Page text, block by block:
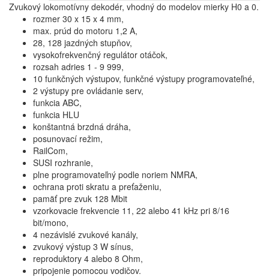
Zvukový lokomotívny dekodér, vhodný do modelov mierky H0 a 0.
rozmer 30 x 15 x 4 mm,
max. prúd do motoru 1,2 A,
28, 128 jazdných stupňov,
vysokofrekvenčný regulátor otáčok,
rozsah adries 1 - 9 999,
10 funkčných výstupov, funkčné výstupy programovateľné,
2 výstupy pre ovládanie serv,
funkcia ABC,
funkcia HLU
konštantná brzdná dráha,
posunovací režim,
RailCom,
SUSI rozhranie,
plne programovateľný podle noriem NMRA,
ochrana proti skratu a preťaženiu,
pamäť pre zvuk 128 Mbit
vzorkovacie frekvencie 11, 22 alebo 41 kHz pri 8/16
bit/mono,
4 nezávislé zvukové kanály,
zvukový výstup 3 W sínus,
reproduktory 4 alebo 8 Ohm,
pripojenie pomocou vodičov.